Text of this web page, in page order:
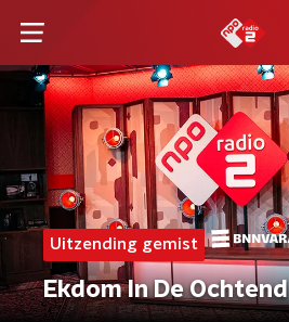
Uitzending gemist
Ekdom In De Ochtend